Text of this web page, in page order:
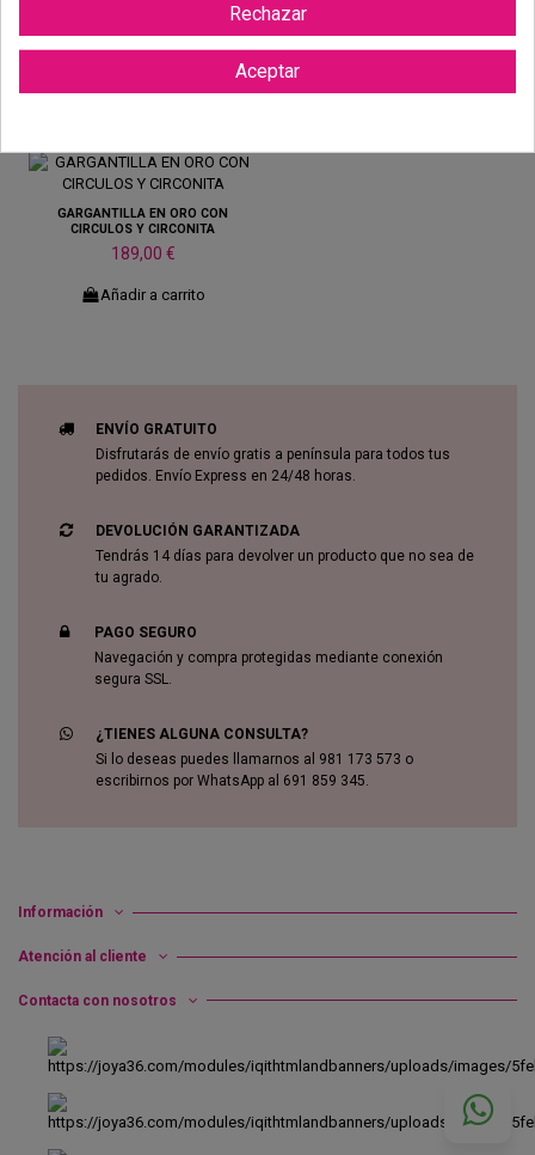
GARGANTILLA EN ORO CON
CIRCULOS Y CIRCONITA
189,00 €
Añadir a carrito
ENVÍO GRATUITO
Disfrutarás de envío gratis a península para todos tus
pedidos. Envío Express en 24/48 horas.
DEVOLUCIÓN GARANTIZADA
Tendrás 14 días para devolver un producto que no sea de
tu agrado.
PAGO SEGURO
Navegación y compra protegidas mediante conexión
segura SSL.
¿TIENES ALGUNA CONSULTA?
Si lo deseas puedes llamarnos al 981 173 573 o
escribirnos por WhatsApp al 691 859 345.
Información
Atención al cliente
Contacta con nosotros
Rechazar
Aceptar